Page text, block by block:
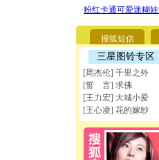
搜狐短信
三星图铃专区
[周杰伦] 千里之外
[誓 言] 求佛
[王力宏] 大城小爱
[王心凌] 花的嫁纱